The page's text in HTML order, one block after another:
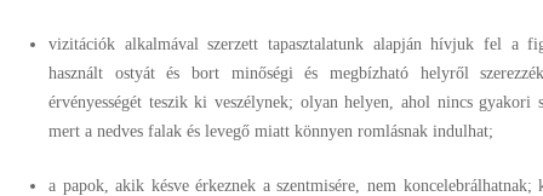
vizitációk alkalmával szerzett tapasztalatunk alapján hívjuk fel a
használt ostyát és bort minőségi és megbízható helyről
érvényességét teszik ki veszélynek; olyan helyen, ahol nincs gyakori
mert a nedves falak és levegő miatt könnyen romlásnak indulhat;
a papok, akik késve érkeznek a szentmisére, nem koncelebrálhatnak;